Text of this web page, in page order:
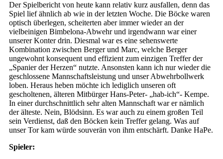
Der Spielbericht von heute kann relativ kurz ausfallen, denn das
Spiel lief ähnlich ab wie in der letzten Woche. Die Böcke waren
optisch überlegen, scheiterten aber immer wieder an der
vielbeinigen Bimbelona-Abwehr und irgendwann war einer
unserer Konter drin. Diesmal war es eine sehenswerte
Kombination zwischen Berger und Marc, welche Berger
ungewohnt konsequent und effizient zum einzigen Treffer der
„Spanier der Herzen“ nutzte. Ansonsten kann ich nur wieder die
geschlossene Mannschaftsleistung und unser Abwehrbollwerk
loben. Heraus heben möchte ich lediglich unseren oft
gescholtenen, älteren Mitbürger Hans-Peter- „hab-ich“- Kempe.
In einer durchschnittlich sehr alten Mannschaft war er nämlich
der älteste. Nein, Blödsinn. Es war auch zu einem großen Teil
sein Verdienst, daß den Böcken kein Treffer gelang. Was auf
unser Tor kam würde souverän von ihm entschärft. Danke HaPe.
Spieler: